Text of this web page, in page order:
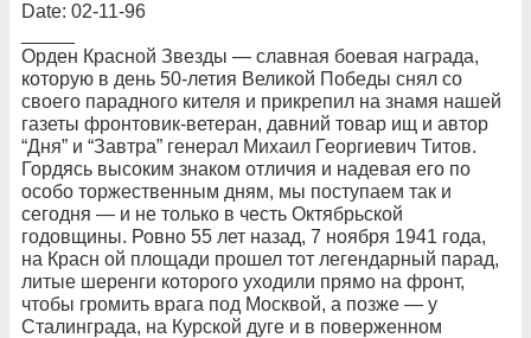
Date: 02-11-96
Орден Красной Звезды — славная боевая награда,
которую в день 50-летия Великой Победы снял со
своего парадного кителя и прикрепил на знамя нашей
газеты фронтовик-ветеран, давний товар ищ и автор
“Дня” и “Завтра” генерал Михаил Георгиевич Титов.
Гордясь высоким знаком отличия и надевая его по
особо торжественным дням, мы поступаем так и
сегодня — и не только в честь Октябрьской
годовщины. Ровно 55 лет назад, 7 ноября 1941 года,
на Красн ой площади прошел тот легендарный парад,
литые шеренги которого уходили прямо на фронт,
чтобы громить врага под Москвой, а позже — у
Сталинграда, на Курской дуге и в поверженном